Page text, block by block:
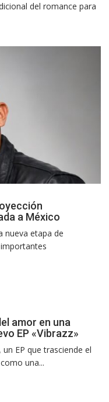
del romance para
a México
nueva etapa de
amor en una
EP «Vibrazz»
un EP que trasciende el
una...